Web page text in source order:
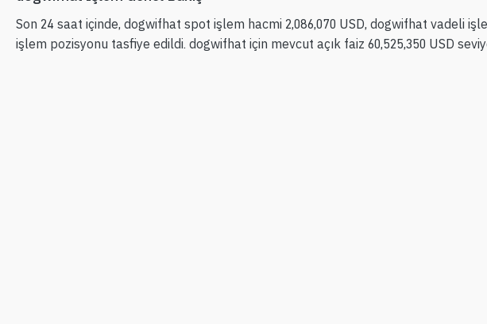
Son 24 saat içinde, dogwifhat spot işlem hacmi 2,086,070 USD, dogwifhat vadeli
işlem pozisyonu tasfiye edildi. dogwifhat için mevcut açık faiz 60,525,350 USD